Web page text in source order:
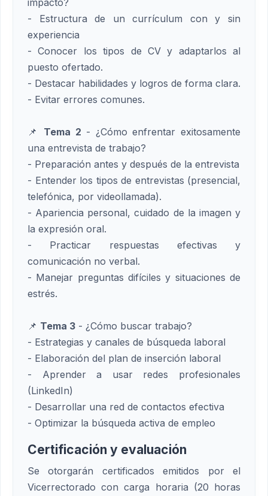
- Estructura de un currículum con y sin
experiencia
- Conocer los tipos de CV y adaptarlos al
puesto ofertado.
- Destacar habilidades y logros de forma clara.
- Evitar errores comunes.
📌 Tema 2 - ¿Cómo enfrentar exitosamente
una entrevista de trabajo?
- Preparación antes y después de la entrevista
- Entender los tipos de entrevistas (presencial,
telefónica, por videollamada).
- Apariencia personal, cuidado de la imagen y
la expresión oral.
- Practicar respuestas efectivas y
comunicación no verbal.
- Manejar preguntas difíciles y situaciones de
estrés.
📌 Tema 3 - ¿Cómo buscar trabajo?
- Estrategias y canales de búsqueda laboral
- Elaboración del plan de inserción laboral
- Aprender a usar redes profesionales
(LinkedIn)
- Desarrollar una red de contactos efectiva
- Optimizar la búsqueda activa de empleo
Certificación y evaluación
Se otorgarán certificados emitidos por el
Vicerrectorado con carga horaria (20 horas